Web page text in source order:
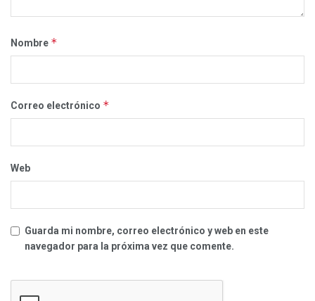
Nombre *
Correo electrónico *
Web
Guarda mi nombre, correo electrónico y web en este
navegador para la próxima vez que comente.